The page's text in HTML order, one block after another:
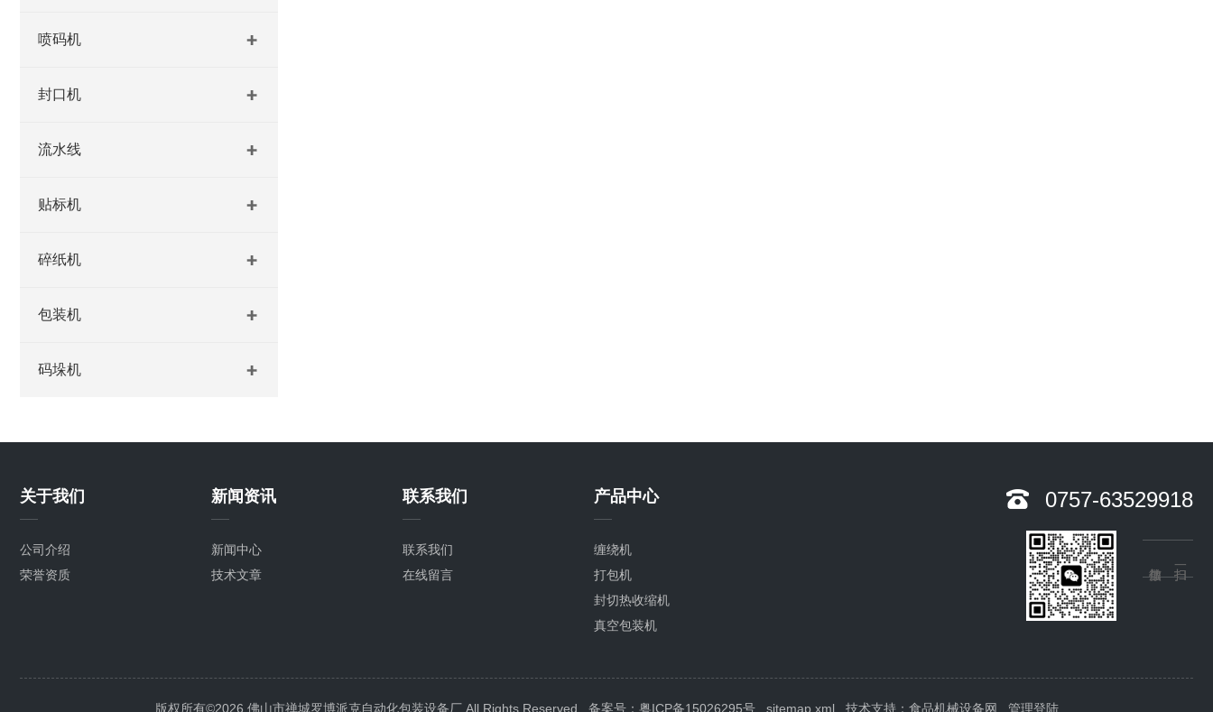
喷码机
封口机
流水线
贴标机
碎纸机
包装机
码垛机
关于我们
公司介绍
荣誉资质
新闻资讯
新闻中心
技术文章
联系我们
联系我们
在线留言
产品中心
缠绕机
打包机
封切热收缩机
真空包装机
喷码机
封口机
0757-63529918
版权所有©2026 佛山市禅城罗博派克自动化包装设备厂 All Rights Reserved 备案号：粤ICP备15026295号 sitemap.xml技术支持： 食品机械设备网 管理登陆